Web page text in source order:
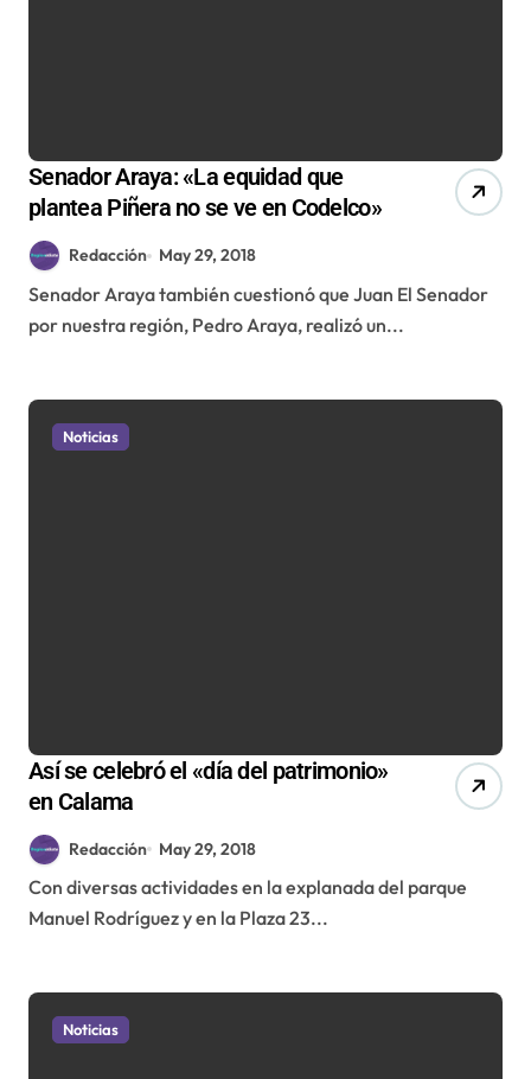
Senador Araya: «La equidad que
plantea Piñera no se ve en Codelco»
Redacción May 29, 2018
Senador Araya también cuestionó que Juan El Senador
por nuestra región, Pedro Araya, realizó un...
Noticias
Así se celebró el «día del patrimonio»
en Calama
Redacción May 29, 2018
Con diversas actividades en la explanada del parque
Manuel Rodríguez y en la Plaza 23...
Noticias